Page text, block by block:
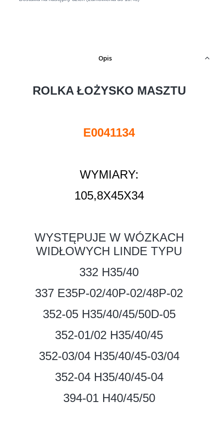
Opis
ROLKA ŁOŻYSKO MASZTU
E0041134
WYMIARY:
105,8X45X34
WYSTĘPUJE W WÓZKACH
WIDŁOWYCH LINDE TYPU
332 H35/40
337 E35P-02/40P-02/48P-02
352-05 H35/40/45/50D-05
352-01/02 H35/40/45
352-03/04 H35/40/45-03/04
352-04 H35/40/45-04
394-01 H40/45/50